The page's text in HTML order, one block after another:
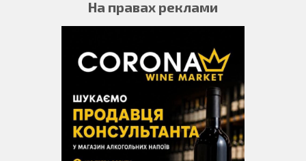
На правах реклами